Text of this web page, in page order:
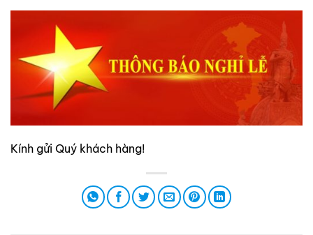
Kính gửi Quý khách hàng!